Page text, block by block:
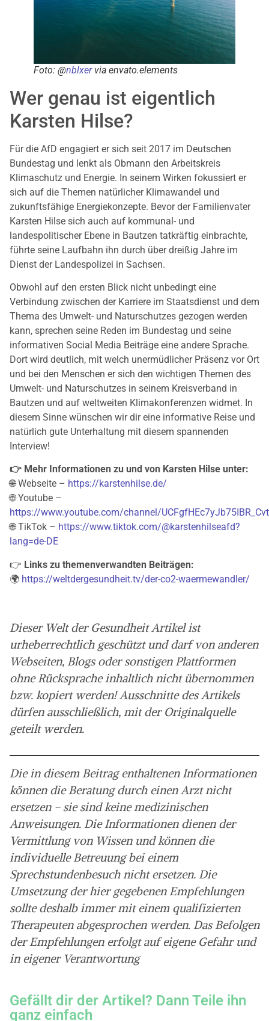
Foto: @nblxervia envato.elements
Wer genau ist eigentlich
Karsten Hilse?
Für die AfD engagiert er sich seit 2017 im Deutschen
Bundestag und lenkt als Obmann den Arbeitskreis
Klimaschutz und Energie. In seinem Wirken fokussiert er
sich auf die Themen natürlicher Klimawandel und
zukunftsfähige Energiekonzepte. Bevor der Familienvater
Karsten Hilse sich auch auf kommunal- und
landespolitischer Ebene in Bautzen tatkräftig einbrachte,
führte seine Laufbahn ihn durch über dreißig Jahre im
Dienst der Landespolizei in Sachsen.
Obwohl auf den ersten Blick nicht unbedingt eine
Verbindung zwischen der Karriere im Staatsdienst und dem
Thema des Umwelt- und Naturschutzes gezogen werden
kann, sprechen seine Reden im Bundestag und seine
informativen Social Media Beiträge eine andere Sprache.
Dort wird deutlich, mit welch unermüdlicher Präsenz vor Ort
und bei den Menschen er sich den wichtigen Themen des
Umwelt- und Naturschutzes in seinem Kreisverband in
Bautzen und auf weltweiten Klimakonferenzen widmet. In
diesem Sinne wünschen wir dir eine informative Reise und
natürlich gute Unterhaltung mit diesem spannenden
Interview!
👉 Mehr Informationen zu und von Karsten Hilse unter:
🌐 Webseite – https://karstenhilse.de/
🌐 Youtube –
https://www.youtube.com/channel/
🌐 TikTok – https://www.tiktok.com/@karstenhilseafd?
lang=de-DE
👉 Links zu themenverwandten Beiträgen:
🌍 https://weltdergesundheit.tv/der-co2-waermewandler/
Dieser Welt der Gesundheit Artikel ist
urheberrechtlich geschützt und darf von anderen
Webseiten, Blogs oder sonstigen Plattformen
ohne Rücksprache inhaltlich nicht übernommen
bzw. kopiert werden! Ausschnitte des Artikels
dürfen ausschließlich, mit der Originalquelle
geteilt werden.
Die in diesem Beitrag enthaltenen Informationen
können die Beratung durch einen Arzt nicht
ersetzen – sie sind keine medizinischen
Anweisungen. Die Informationen dienen der
Vermittlung von Wissen und können die
individuelle Betreuung bei einem
Sprechstundenbesuch nicht ersetzen. Die
Umsetzung der hier gegebenen Empfehlungen
sollte deshalb immer mit einem qualifizierten
Therapeuten abgesprochen werden. Das Befolgen
der Empfehlungen erfolgt auf eigene Gefahr und
in eigener Verantwortung
Gefällt dir der Artikel? Dann Teile ihn
ganz einfach